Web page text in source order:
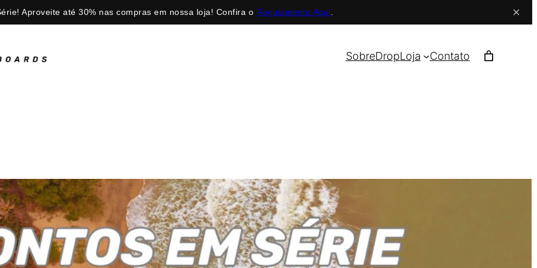
Aproveite até 30% nas compras em nossa loja! Confira o Regulamento Aqui ×
SobreDropLoja Contato
OS SETE MARES
Prepare-se para uma nova experiência ao